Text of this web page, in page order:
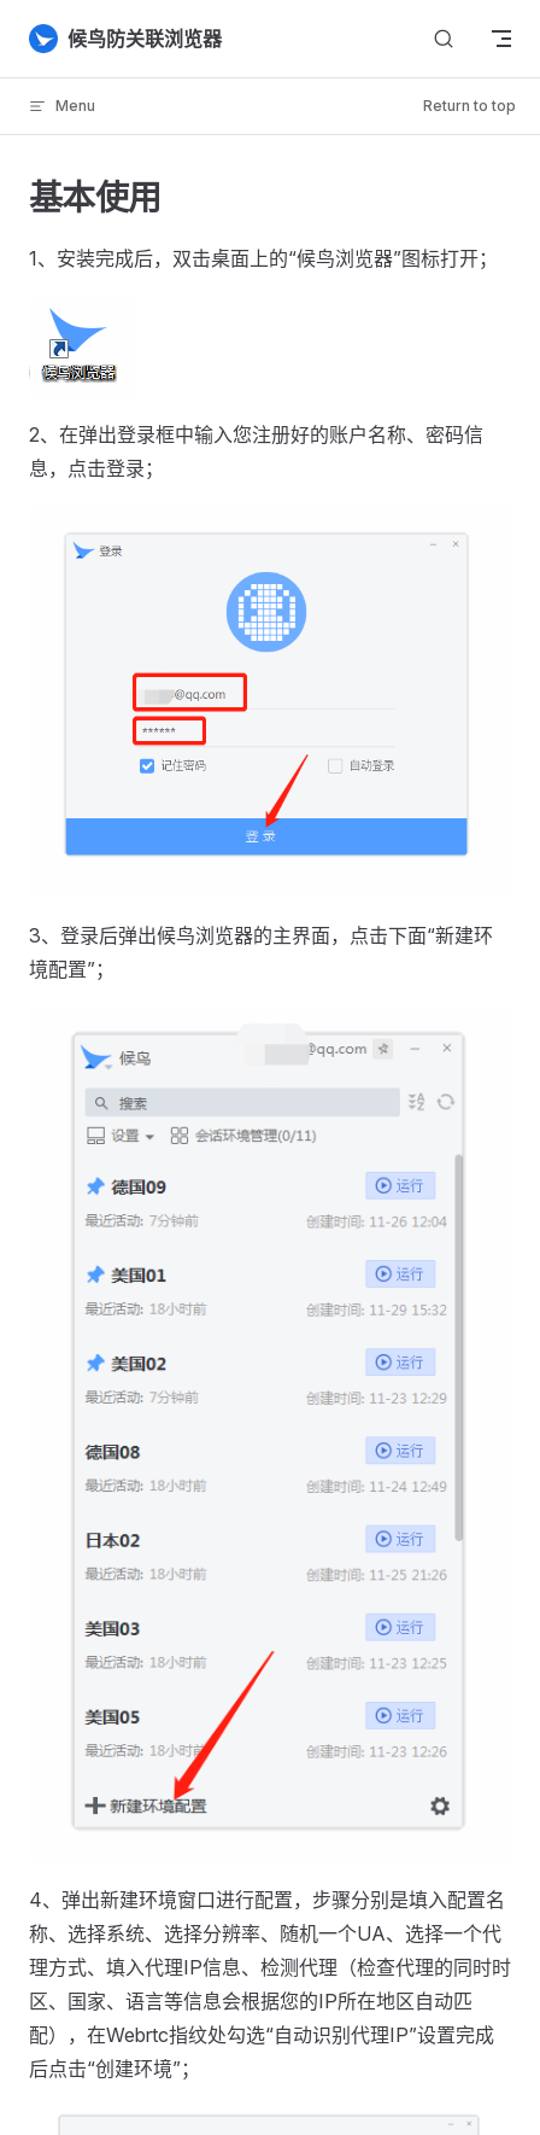
Skip to content
候鸟防关联浏览器
Menu Return to top
基本使用
1、安装完成后，双击桌面上的“候鸟浏览器”图标打开；
2、在弹出登录框中输入您注册好的账户名称、密码信
息，点击登录；
3、登录后弹出候鸟浏览器的主界面，点击下面“新建环
境配置”；
4、弹出新建环境窗口进行配置，步骤分别是填入配置名
称、选择系统、选择分辨率、随机一个UA、选择一个代
理方式、填入代理IP信息、检测代理（检查代理的同时时
区、国家、语言等信息会根据您的IP所在地区自动匹
配），在Webrtc指纹处勾选“自动识别代理IP”设置完成
后点击“创建环境”；